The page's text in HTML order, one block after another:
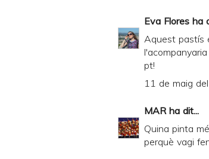
Eva Flores ha
Aquest pastís
pt!
11 de maig
MARha dit...
Quina pinta
perquè vagi